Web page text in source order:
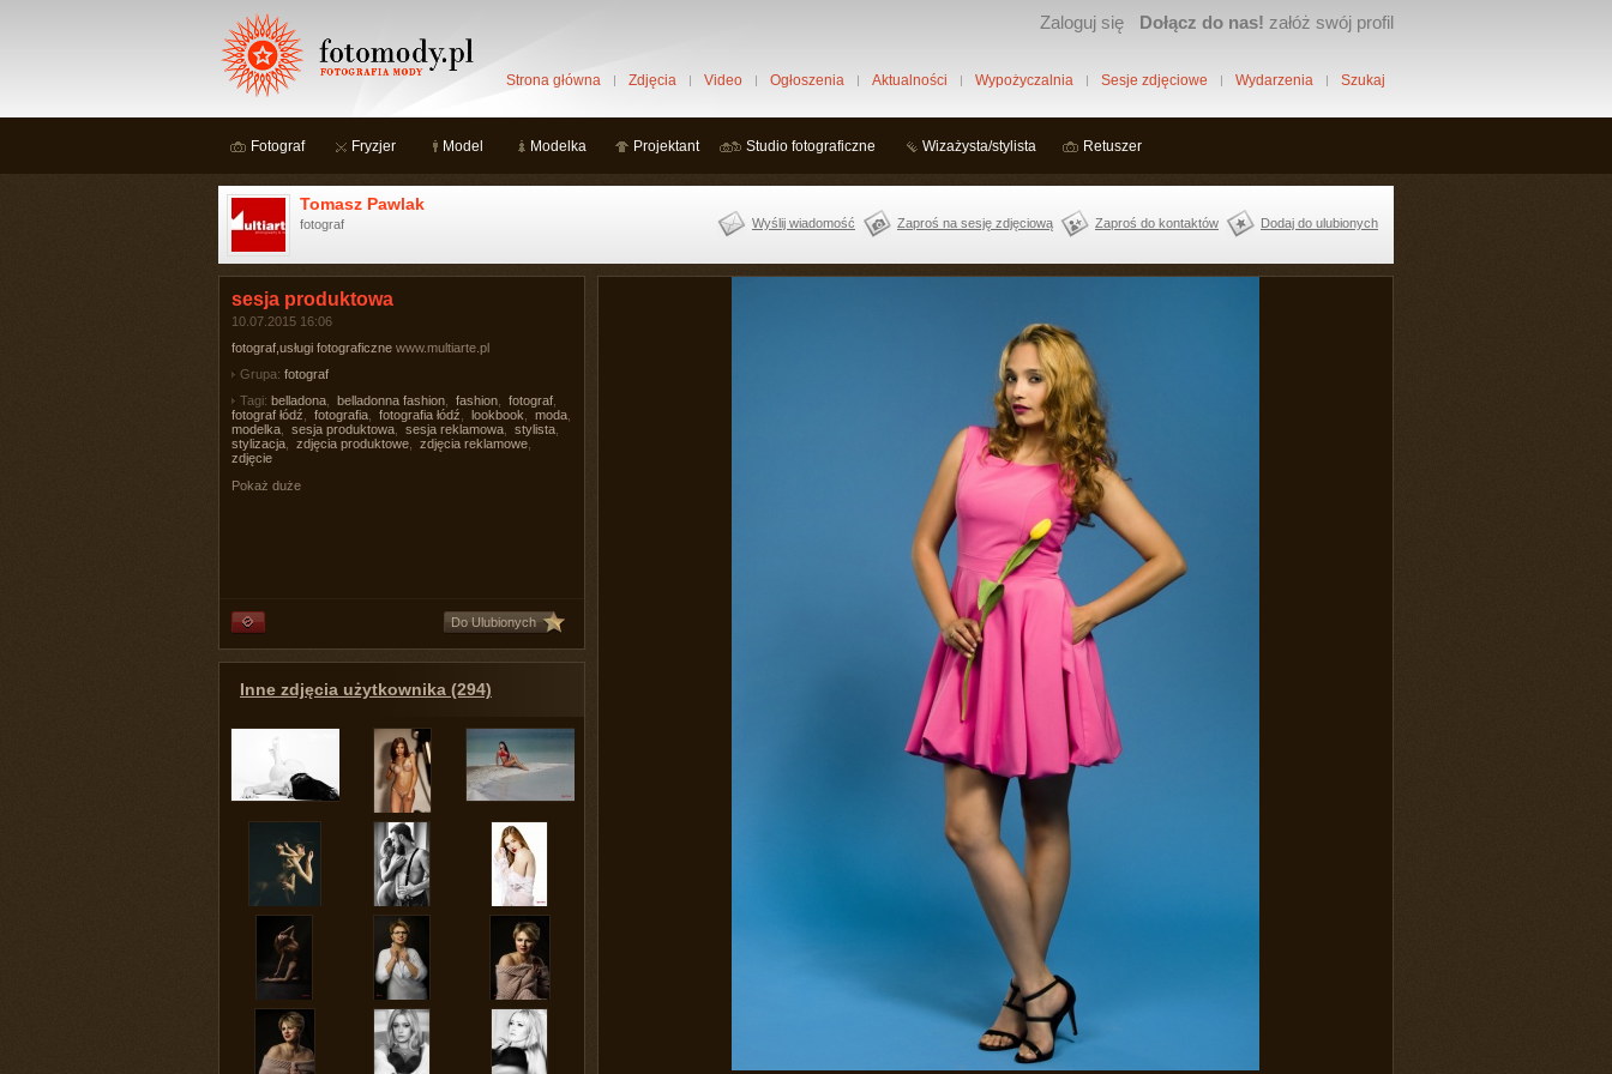
Zaloguj się Dołącz do nas! załóż swój profil
Strona główna Zdjęcia Video Ogłoszenia Aktualności Wypożyczalnia Sesje zdjęciowe Wydarzenia Szukaj
Fotograf Fryzjer Model Modelka Projektant Studio fotograficzne Wizażysta/stylista Retuszer
Tomasz Pawlak
fotograf Wyślij wiadomość Zaproś na sesję zdjęciową Zaproś do kontaktów Dodaj do ulubionych
sesja produktowa
10.07.2015 16:06
fotograf,usługi fotograficzne www.multiarte.pl
Grupa: fotograf
Tagi: belladona belladonna fashion fashion fotograf
fotograf łódź
fotografia fotografia łódź lookbook moda
modelka
sesja produktowa sesja reklamowa stylista
stylizacja
zdjęcia produktowe zdjęcia reklamowe
zdjęcie
Pokaż duże
Do Ulubionych
Inne zdjęcia użytkownika (294)